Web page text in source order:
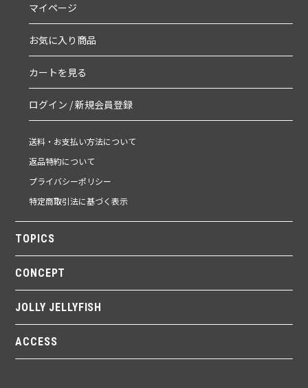
マイページ
お気に入り商品
カートを見る
ログイン / 新規会員登録
送料・お支払い方法について
返品特約について
プライバシーポリシー
特定商取引法に基づく表示
TOPICS
CONCEPT
JOLLY JELLYFISH
ACCESS